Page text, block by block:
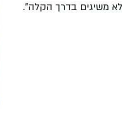
משיגים בדרך הקלה".